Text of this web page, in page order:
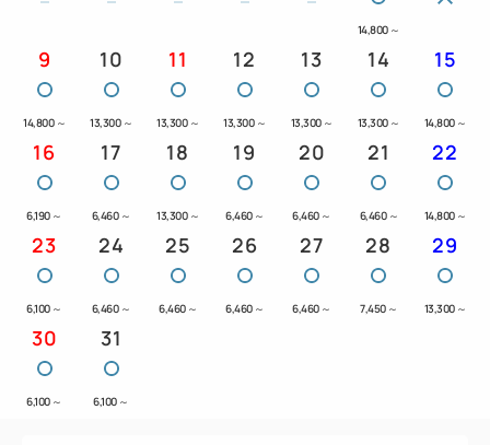
14,800 ～
9
14,800 ～
10
13,300 ～
11
13,300 ～
12
13,300 ～
13
13,300 ～
14
13,300 ～
15
14,800 ～
16
6,190 ～
17
6,460 ～
18
13,300 ～
19
6,460 ～
20
6,460 ～
21
6,460 ～
22
14,800 ～
23
6,100 ～
24
6,460 ～
25
6,460 ～
26
6,460 ～
27
6,460 ～
28
7,450 ～
29
13,300 ～
30
6,100 ～
31
6,100 ～